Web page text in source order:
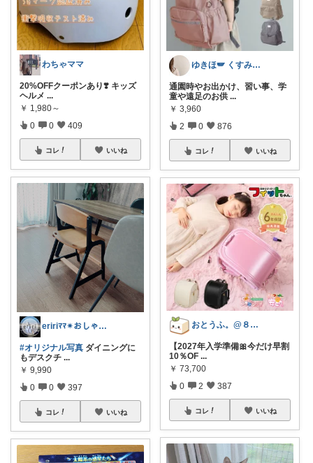
わちゃママ
20%OFFクーポンあり❣️ キッズ
ヘルメ ...
￥ 1,980～
0 0 409
コレ いいね
eririﾏﾏ✴︎おしゃれ雑貨×子供×服
#オリジナル写真 ダイニングに
もデスクチ ...
￥ 9,990
0 0 397
コレ いいね
ゆきほ🪽 くすみカラー×小学生ママ
通園時やお出かけ、習い事、学
童や遠足のお供 ...
￥ 3,960
2 0 876
コレ いいね
おとうふ。@８月もよろしくお願いします
【2027年入学準備🎀今だけ早割
10％OF ...
￥ 73,700
0 2 387
コレ いいね